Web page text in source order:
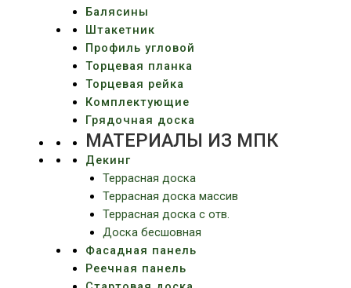
Балясины
Штакетник
Профиль угловой
Торцевая планка
Торцевая рейка
Комплектующие
Грядочная доска
МАТЕРИАЛЫ ИЗ МПК
Декинг
Террасная доска
Террасная доска массив
Террасная доска c отв.
Доска бесшовная
Фасадная панель
Реечная панель